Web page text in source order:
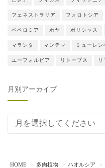
フェネストラリア フォロトシア
ペペロミア ホヤ ポリシャス
マランタ マンテマ ミューレン
ユーフォルビア リトープス リ
月別アーカイブ
月別アーカイブ
HOME 多肉植物 ハオルシア